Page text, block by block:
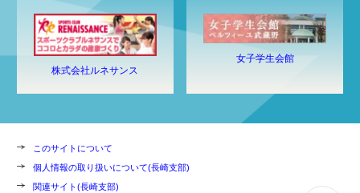
株式会社ルネサンス
女子学生会館
このサイトについて
個人情報の取り扱いについて(長崎支部)
関連サイト(長崎支部)